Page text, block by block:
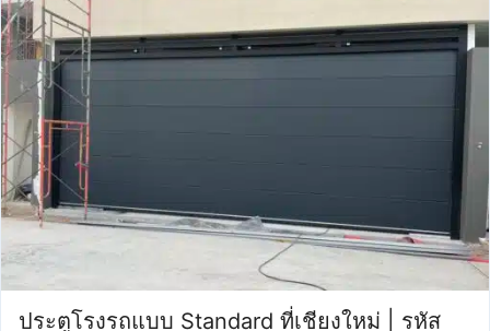
ประตูโรงรถแบบ Standard ที่เชียงใหม่ | รหัส